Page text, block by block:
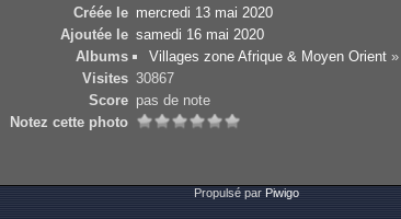
Créée le mercredi 13 mai 2020
Ajoutée le samedi 16 mai 2020
Albums
Villages zone Afrique & Moyen Orient
Visites 30867
Score pas de note
Notez cette photo
Propulsé par Piwigo